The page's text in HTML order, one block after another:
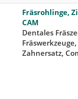
Fräsrohlinge,
CAM
Dentales
Zahnersatz,